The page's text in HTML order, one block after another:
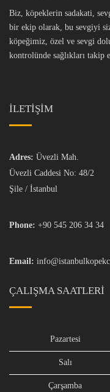
Biz, köpeklerin sadakati,
bir ekip olarak, bu sevgiyi
köpeğimiz, özel ve sevgi
kontrolünde sağlıkları takip
İLETİŞİM
Adres: Üvezli Mah.
Üvezli Caddesi No: 48/2
Şile / İstanbul
Phone: +90 545 206 34 34
Email:
ÇALIŞMA SAATLERI
Pazartesi
Salı
Çarşamba